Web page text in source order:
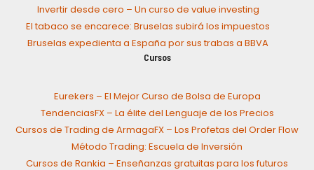
Invertir desde cero – Un curso de value investing
El tabaco se encarece: Bruselas subirá los impuestos
Bruselas expedienta a España por sus trabas a BBVA
Cursos
Eurekers – El Mejor Curso de Bolsa de Europa
TendenciasFX – La élite del Lenguaje de los Precios
Cursos de Trading de ArmagaFX – Los Profetas del Order Flow
Método Trading: Escuela de Inversión
Cursos de Rankia – Enseñanzas gratuitas para los futuros